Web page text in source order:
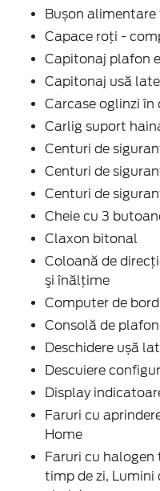
Bușon alimentare
Capace roți -
Capitonaj plafon
Capitonaj usă
Carcase oglinzi în
Carlig suport
Centuri de
Centuri de
Centuri de
Cheie cu 3
Claxon bitonal
Coloană de
şi înălţime
Computer de bord
Consolă de
Deschidere ușă
Descuiere
Display
Faruri cu
Home
Faruri cu
timp de zi,